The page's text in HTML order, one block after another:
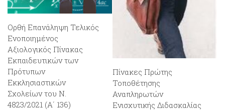
Ορθή Επανάληψη Τελικός
Ενοποιημένος
Αξιολογικός Πίνακας
Εκπαιδευτικών των
Πρότυπων
Εκκλησιαστικών
Σχολείων του Ν.
4823/2021 (Α΄ 136)
Πίνακες Πρώτης
Τοποθέτησης
Αναπληρωτών
Ενισχυτικής Διδασκαλίας